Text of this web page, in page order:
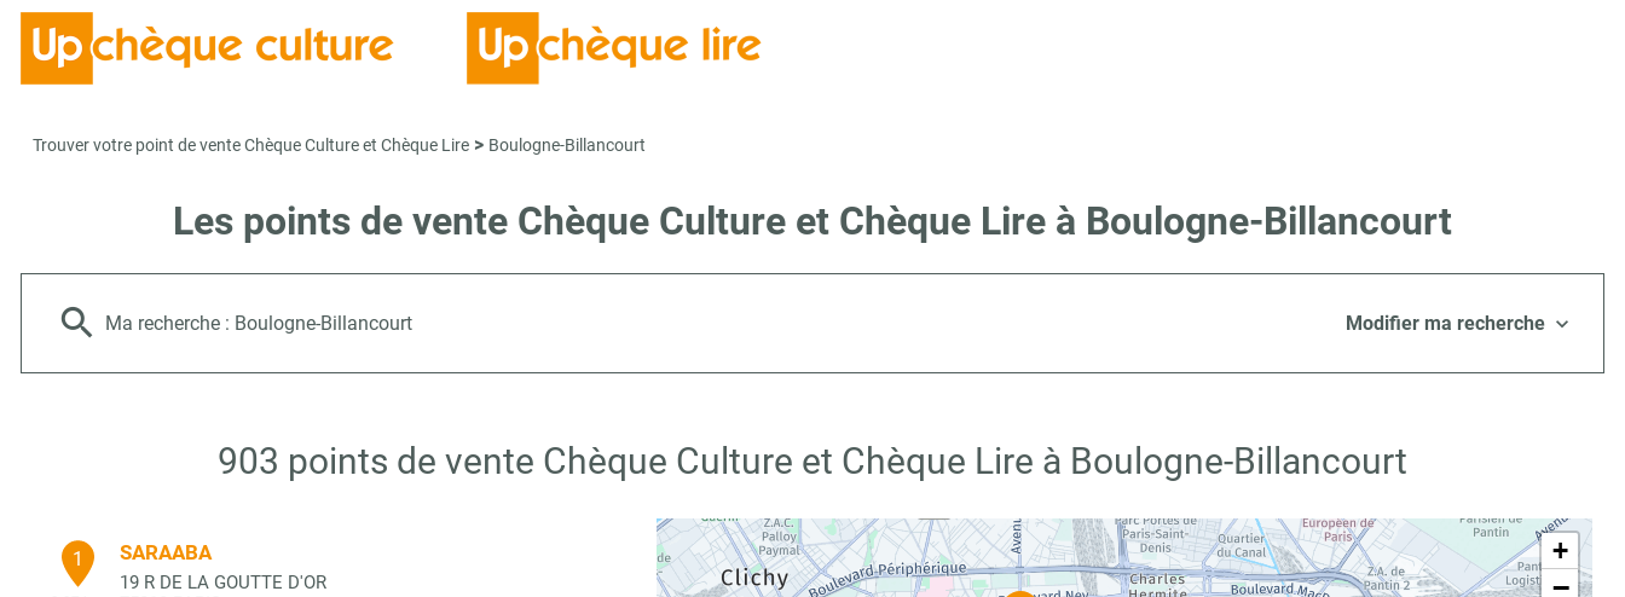
Trouver votre point de vente Chèque Culture et Chèque Lire > Boulogne-Billancourt
Les points de vente Chèque Culture et Chèque Lire à Boulogne-Billancourt
Ma recherche : Boulogne-Billancourt Modifier ma recherche
903 points de vente Chèque Culture et Chèque Lire à Boulogne-Billancourt
1 SARAABA
19 R DE LA GOUTTE D'OR
+
−